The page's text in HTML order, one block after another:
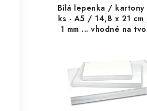
e
n
p
r
o
Bílá lepenka / kartony
ks - A5 / 14,8 x 21
1 mm ... vhodné na